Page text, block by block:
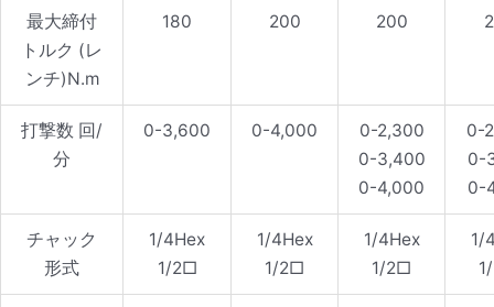
最大締付
トルク (レ
ンチ)N.m
180 200 200
打撃数 回/
分
0-3,600 0-4,000
0-2,300
0-3,400
0-4,000
0-
0-
0-
チャック
形式
1/4Hex
1/2□
1/4Hex
1/2□
1/4Hex
1/2□
1/